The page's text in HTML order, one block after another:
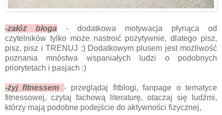
-załóż bloga
- dodatkowa motywacja płynąca od
czytelników tylko może nastroić pozytywnie, dlatego pisz,
pisz, pisz i TRENUJ :) Dodatkowym plusem jest możliwość
poznania mnóstwa wspaniałych ludzi o podobnych
priorytetach i pasjach :)
-żyj fitnessem - przeglądaj fitblogi, fanpage o tematyce
fitnessowej, czytaj fachową literaturę, otaczaj się ludźmi,
którzy mają podobne podejście do aktywności fizycznej,